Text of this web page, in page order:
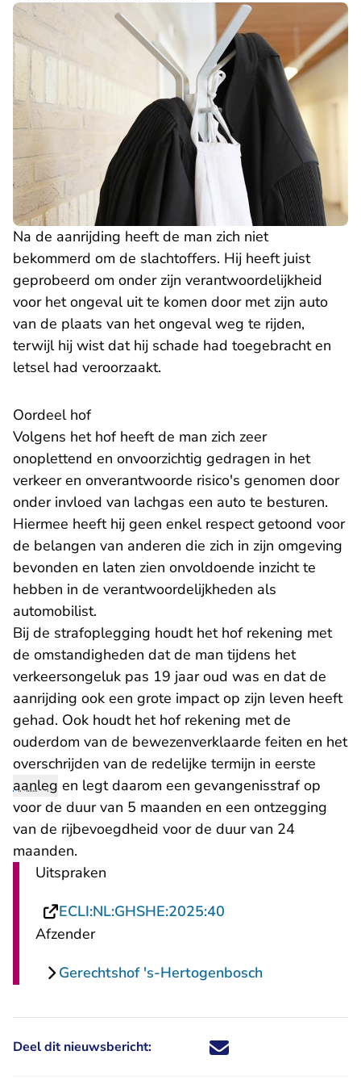
Na de aanrijding heeft de man zich niet
bekommerd om de slachtoffers. Hij heeft juist
geprobeerd om onder zijn verantwoordelijkheid
voor het ongeval uit te komen door met zijn auto
van de plaats van het ongeval weg te rijden,
terwijl hij wist dat hij schade had toegebracht en
letsel had veroorzaakt.
Oordeel hof
Volgens het hof heeft de man zich zeer
onoplettend en onvoorzichtig gedragen in het
verkeer en onverantwoorde risico's genomen door
onder invloed van lachgas een auto te besturen.
Hiermee heeft hij geen enkel respect getoond voor
de belangen van anderen die zich in zijn omgeving
bevonden en laten zien onvoldoende inzicht te
hebben in de verantwoordelijkheden als
automobilist.
Bij de strafoplegging houdt het hof rekening met
de omstandigheden dat de man tijdens het
verkeersongeluk pas 19 jaar oud was en dat de
aanrijding ook een grote impact op zijn leven heeft
gehad. Ook houdt het hof rekening met de
ouderdom van de bewezenverklaarde feiten en het
overschrijden van de redelijke termijn in eerste
aanleg en legt daarom een gevangenisstraf op
voor de duur van 5 maanden en een ontzegging
van de rijbevoegdheid voor de duur van 24
maanden.
Uitspraken
ECLI:NL:GHSHE:2025:40
Afzender
Gerechtshof 's-Hertogenbosch
Deel dit nieuwsbericht: Deel dit nieuwsbericht via X -
Deel dit nieuwsbericht via
Deel dit nieuwsbericht
Deel dit